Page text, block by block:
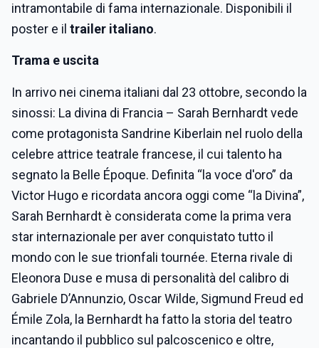
intramontabile di fama internazionale. Disponibili il
poster e il trailer italiano.
Trama e uscita
In arrivo nei cinema italiani dal 23 ottobre, secondo la
sinossi: La divina di Francia – Sarah Bernhardt vede
come protagonista Sandrine Kiberlain nel ruolo della
celebre attrice teatrale francese, il cui talento ha
segnato la Belle Époque. Definita “la voce d'oro” da
Victor Hugo e ricordata ancora oggi come “la Divina”,
Sarah Bernhardt è considerata come la prima vera
star internazionale per aver conquistato tutto il
mondo con le sue trionfali tournée. Eterna rivale di
Eleonora Duse e musa di personalità del calibro di
Gabriele D’Annunzio, Oscar Wilde, Sigmund Freud ed
Émile Zola, la Bernhardt ha fatto la storia del teatro
incantando il pubblico sul palcoscenico e oltre,